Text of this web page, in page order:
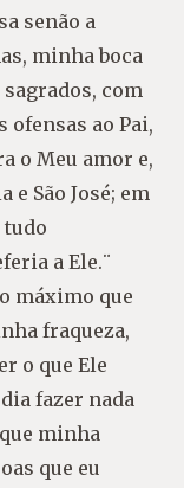
senão a
minha boca
com
ao Pai,
o Meu amor e,
São José; em
tudo
a Ele.¨
máximo que
fraqueza,
o que Ele
fazer nada
minha
que eu